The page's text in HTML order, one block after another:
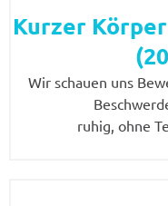
Kurzer
Wir schauen uns
ruhig, ohne